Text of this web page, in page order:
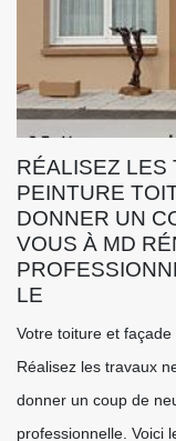
RÉALISEZ LES
PEINTURE
DONNER UN
VOUS À MD
LE
Votre toiture et
Réalisez les travaux
donner un coup de
professionnelle. Voici